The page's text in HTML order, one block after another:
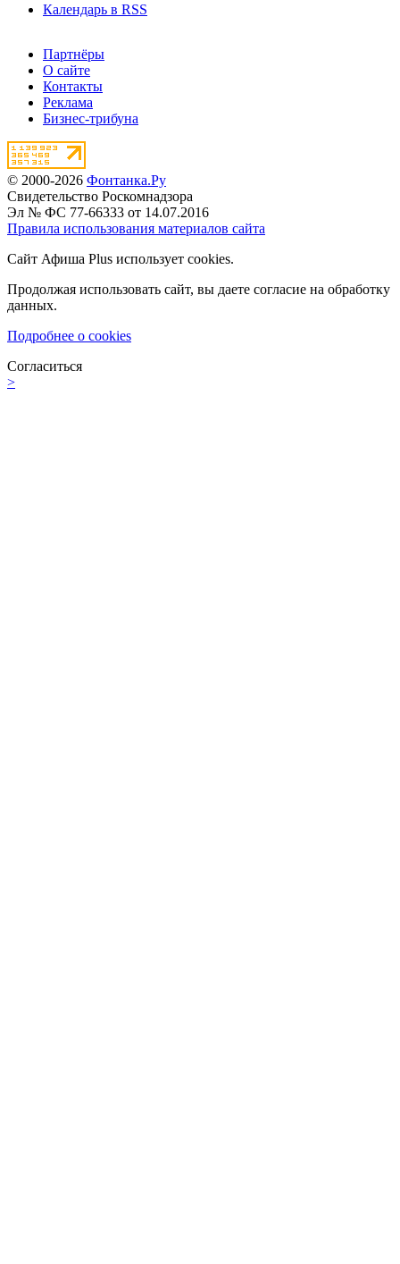
Календарь в RSS
Партнёры
О сайте
Контакты
Реклама
Бизнес-трибуна
© 2000-2026 Фонтанка.Ру
Свидетельство Роскомнадзора
Эл № ФС 77-66333 от 14.07.2016
Правила использования материалов сайта
Сайт Афиша Plus использует cookies.
Продолжая использовать сайт, вы даете согласие на обработку
данных.
Подробнее о cookies
Согласиться
>